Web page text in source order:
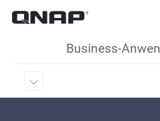
Business-